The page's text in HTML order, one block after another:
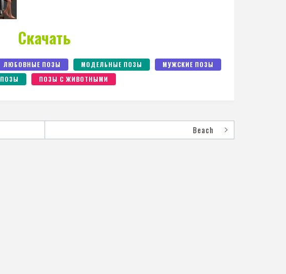
Скачать
ЛЮБОВНЫЕ ПОЗЫ МОДЕЛЬНЫЕ ПОЗЫ
МУЖСКИЕ ПОЗЫ
ПОЗЫ ПОЗЫ С ЖИВОТНЫМИ
Beach